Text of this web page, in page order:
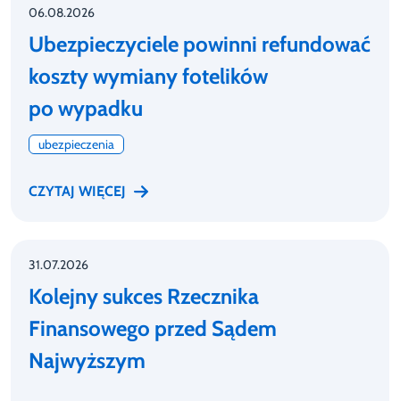
06.08.2026
Ubezpieczyciele powinni refundować
koszty wymiany fotelików
po wypadku
ubezpieczenia
CZYTAJ WIĘCEJ
31.07.2026
Kolejny sukces Rzecznika
Finansowego przed Sądem
Najwyższym